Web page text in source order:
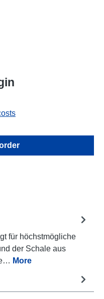
für höchstmögliche
der Schale aus
More